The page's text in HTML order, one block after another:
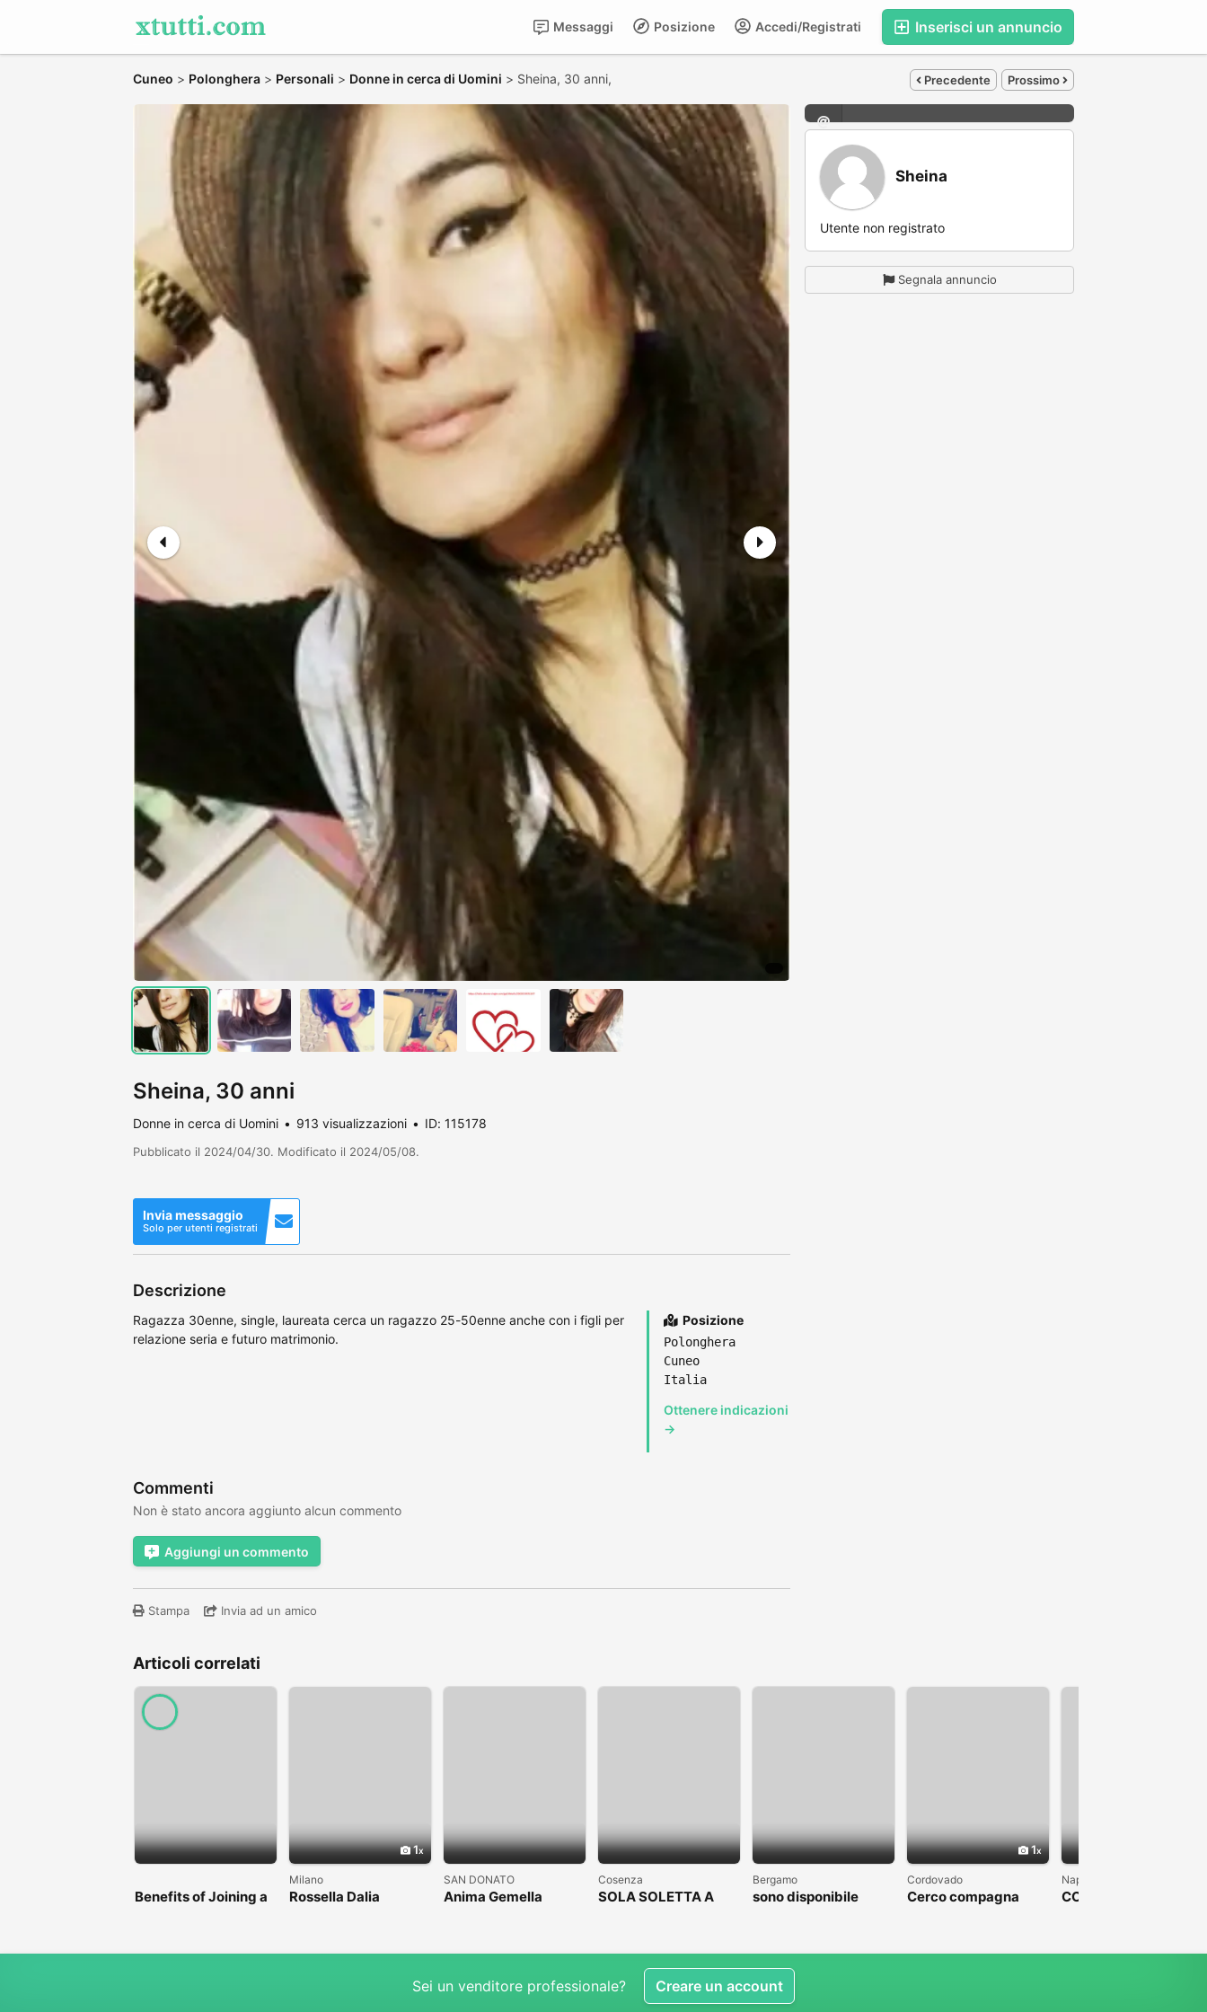
Inserisci un annuncio
Accedi/Registrati
Posizione
Messaggi
Cuneo > Polonghera > Personali > Donne in cerca di Uomini > Sheina, 30 anni, Precedente Prossimo
Sheina, 30 anni
Donne in cerca di Uomini 913 visualizzazioni ID: 115178
Pubblicato il 2024/04/30. Modificato il 2024/05/08.
Invia messaggio
Solo per utenti registrati
Descrizione
Ragazza 30enne, single, laureata cerca un ragazzo 25-50enne anche con i figli per
relazione seria e futuro matrimonio.
Posizione
Polonghera
Cuneo
Italia
Ottenere indicazioni
→
Commenti
Non è stato ancora aggiunto alcun commento
Aggiungi un commento
Stampa Invia ad un amico
Sheina
Utente non registrato
Segnala annuncio
Articoli correlati
Benefits of Joining a
1
Milano
Rossella Dalia
SAN DONATO
Anima Gemella
Cosenza
SOLA SOLETTA A
Bergamo
sono disponibile
1
Cordovado
Cerco compagna
Napoli
COLPO DI FULMINE
Sei un venditore professionale? Creare un account